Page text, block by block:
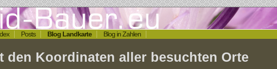
Posts Blog Landkarte Blog in Zahlen
den Koordinaten aller besuchten Orte